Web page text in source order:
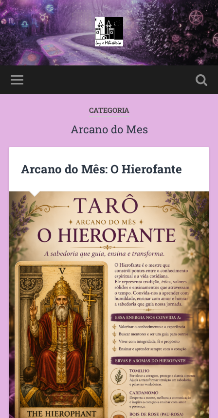
CATEGORIA
Arcano do Mes
Arcano do Mês: O Hierofante